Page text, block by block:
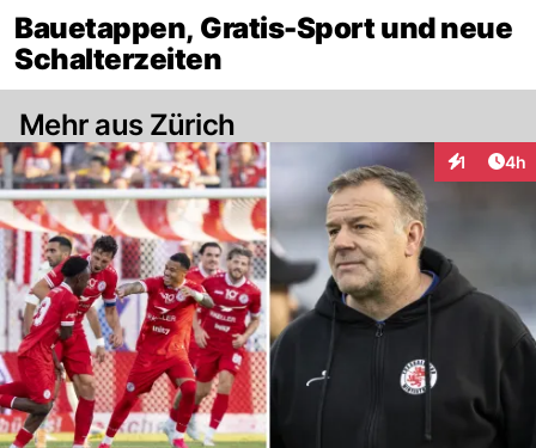
Bauetappen, Gratis-Sport und neue
Schalterzeiten
Mehr aus Zürich
1 4h